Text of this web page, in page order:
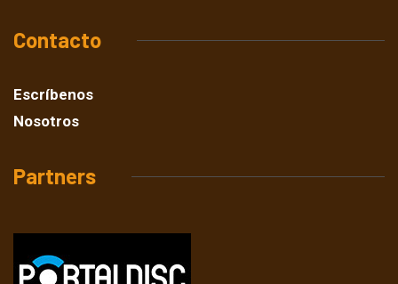
Contacto
Escríbenos
Nosotros
Partners